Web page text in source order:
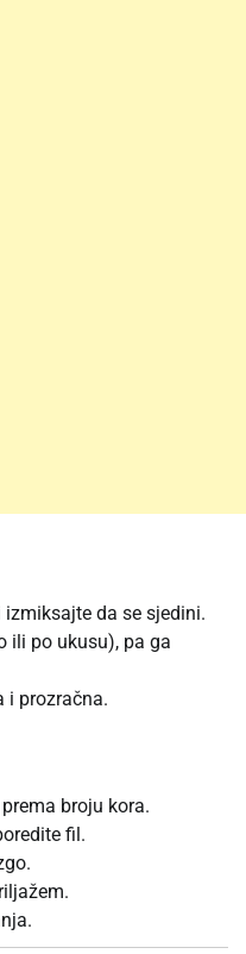
da se sjedini.
ili po ukusu), pa ga
i prozračna.
broju kora.
fil.